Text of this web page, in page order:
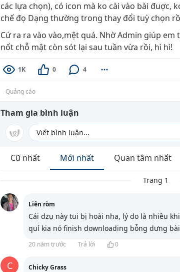
các lựa chọn), có icon mà ko cài vào bài đuợc,
chế đọ Dạng thường trong thay đổi tuỳ chọn
Cứ ra ra vào vào,mệt quá. Nhờ Admin giúp
nốt chỗ mật còn sót lại sau tuần vừa rồi, hì hì!
1K 0 4
Quảng cáo
Tham gia bình luận
Cũ nhất Mới nhất Quan tâm nhất
Trang 1
Liên ròm
Cái dzụ này tui bị hoài nha, lý do là nhiều
quỉ kia nó finish downloading bỗng dưng
20 năm trước Trả lời 0
C Chicky Grass